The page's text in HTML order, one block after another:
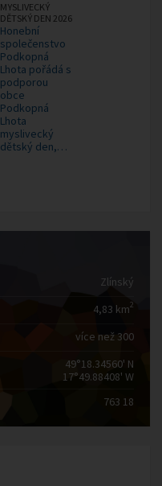
MYSLIVECKÝ
DĚTSKÝ DEN 2026
Honební
společenstvo
Podkopná
Lhota pořádá s
podporou
obce
Podkopná
Lhota
myslivecký
dětský den,…
Zlínský
4,83 km2
více než 300
49°18.34560' N
17°49.88408' W
763 18